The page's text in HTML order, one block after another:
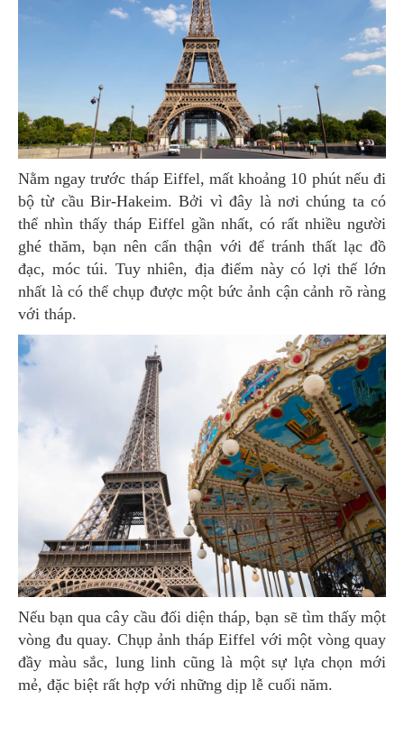
Nằm ngay trước tháp Eiffel, mất khoảng 10 phút nếu đi
bộ từ cầu Bir-Hakeim. Bởi vì đây là nơi chúng ta có
thể nhìn thấy tháp Eiffel gần nhất, có rất nhiều người
ghé thăm, bạn nên cẩn thận với để tránh thất lạc đồ
đạc, móc túi. Tuy nhiên, địa điểm này có lợi thế lớn
nhất là có thể chụp được một bức ảnh cận cảnh rõ ràng
với tháp.
Nếu bạn qua cây cầu đối diện tháp, bạn sẽ tìm thấy một
vòng đu quay. Chụp ảnh tháp Eiffel với một vòng quay
đầy màu sắc, lung linh cũng là một sự lựa chọn mới
mẻ, đặc biệt rất hợp với những dịp lễ cuối năm.